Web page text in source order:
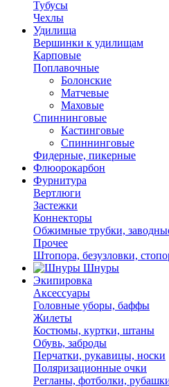
Тубусы
Чехлы
Удилища
Вершинки к удилищам
Карповые
Поплавочные
Болонские
Матчевые
Маховые
Спиннинговые
Кастинговые
Спиннинговые
Фидерные, пикерные
Флюорокарбон
Фурнитура
Вертлюги
Застежки
Коннекторы
Обжимные трубки,
Прочее
Штопора, безузловки,
Шнуры
Экипировка
Аксессуары
Головные уборы, баффы
Жилеты
Костюмы, куртки, штаны
Обувь, заброды
Перчатки, рукавицы, носки
Поляризационные очки
Регланы, фотболки,